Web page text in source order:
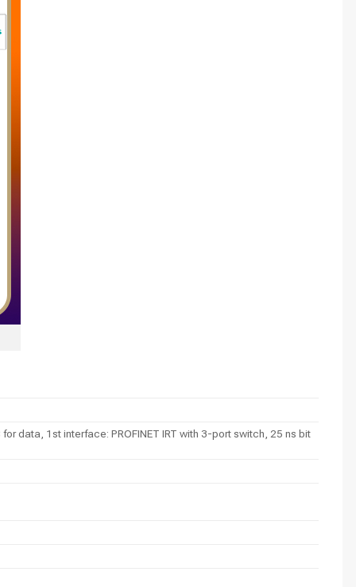
data, 1st interface: PROFINET IRT with 3-port switch, 25 ns bit